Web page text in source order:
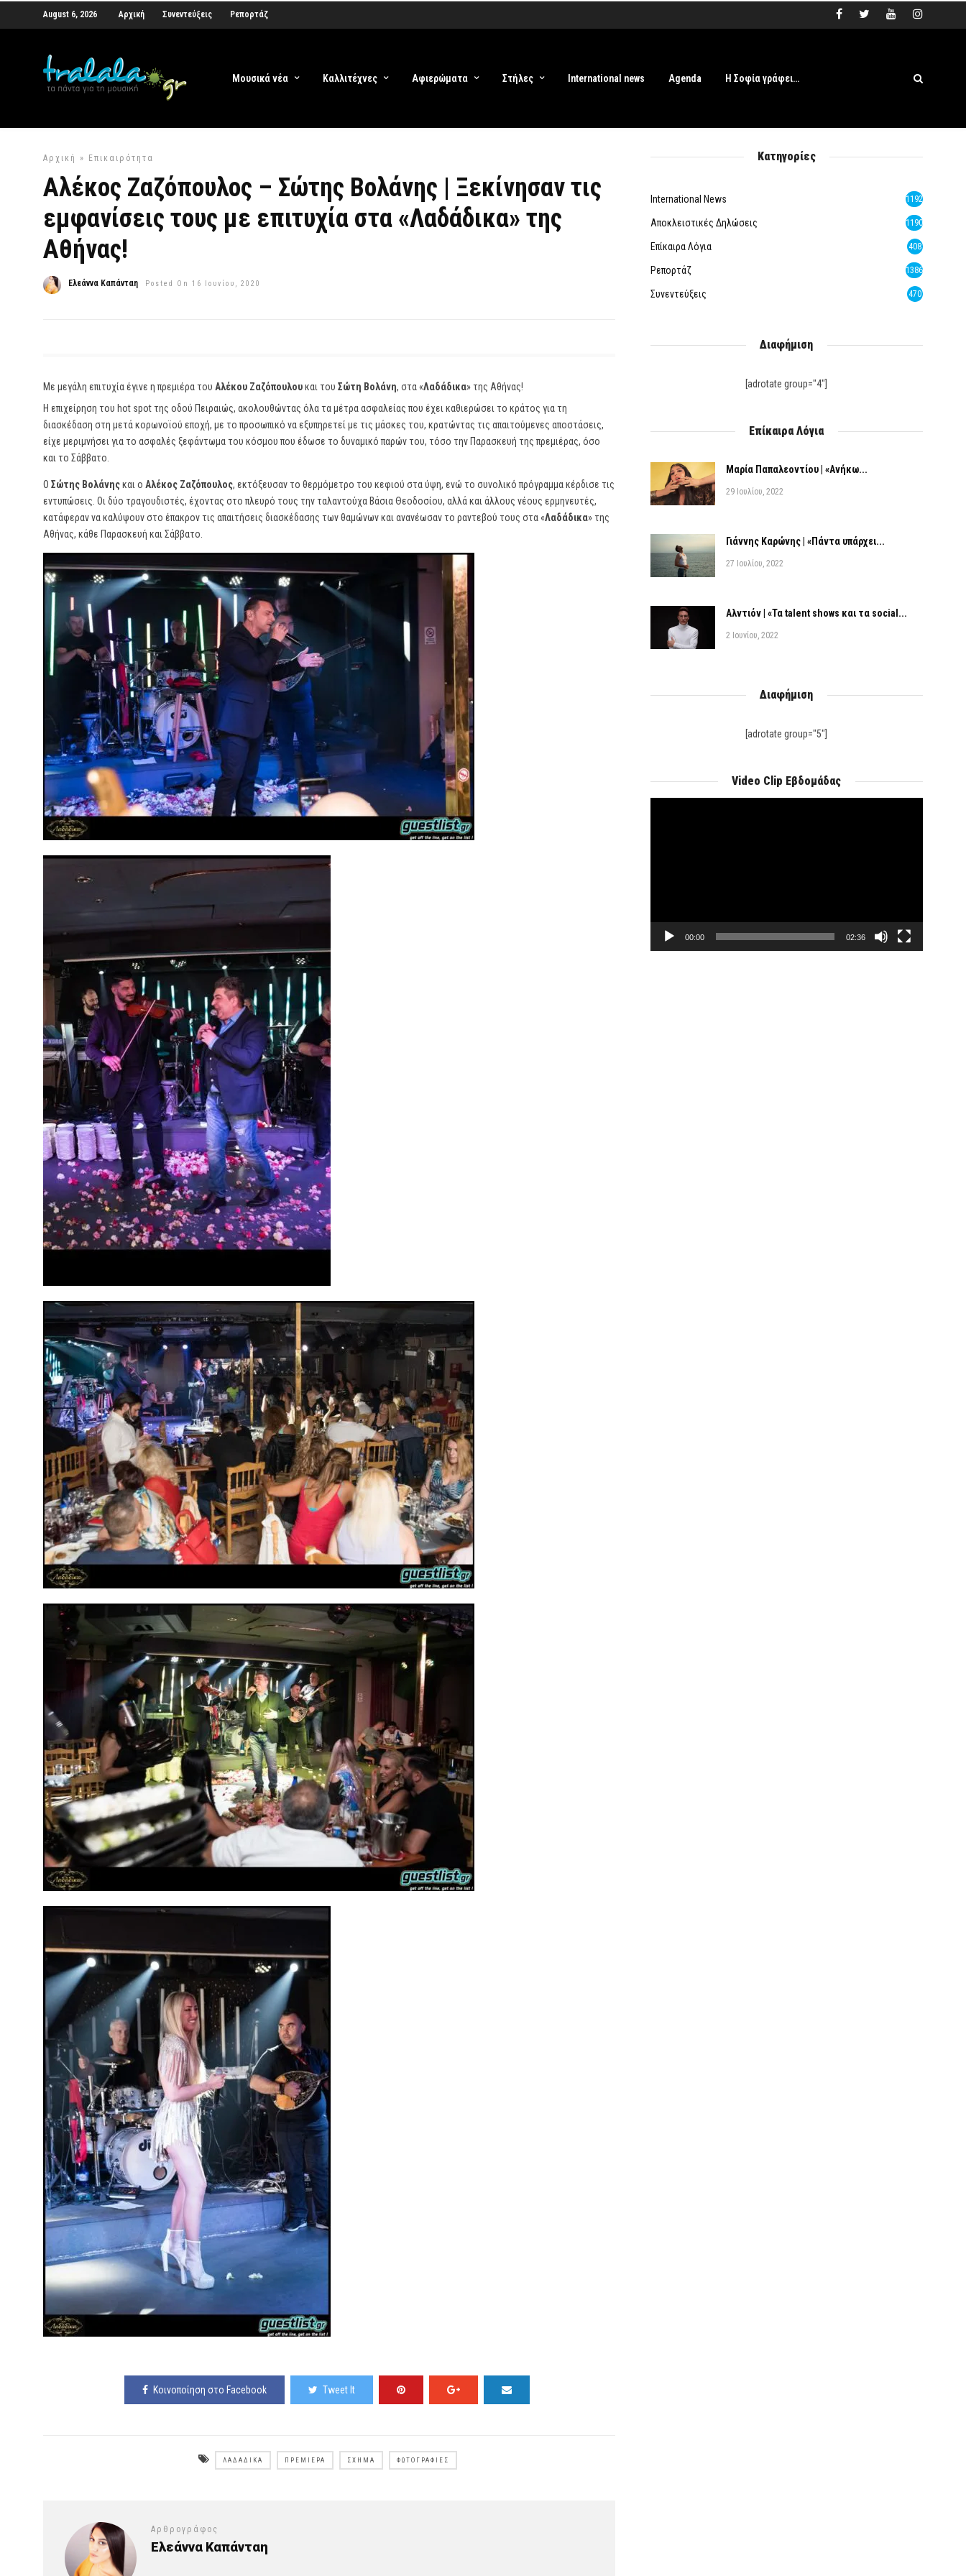
August 6, 2026 Αρχική Συνεντεύξεις Ρεπορτάζ
Μουσικά νέα Καλλιτέχνες Αφιερώματα Στήλες International news Agenda Η Σοφία γράφει…
Αρχική » Επικαιρότητα
Αλέκος Ζαζόπουλος – Σώτης Βολάνης | Ξεκίνησαν τις
εμφανίσεις τους με επιτυχία στα «Λαδάδικα» της
Αθήνας!
Ελεάννα Καπάνταη Posted On 16 Ιουνίου, 2020
Με μεγάλη επιτυχία έγινε η πρεμιέρα του Αλέκου Ζαζόπουλουκαι του Σώτη Βολάνη, στα «Λαδάδικα» της Αθήνας!
Η επιχείρηση του hot spot της οδού Πειραιώς, ακολουθώντας όλα τα μέτρα ασφαλείας που έχει καθιερώσει το κράτος για τη
διασκέδαση στη μετά κορωνοϊού εποχή, με το προσωπικό να εξυπηρετεί με τις μάσκες του, κρατώντας τις απαιτούμενες αποστάσεις,
είχε μεριμνήσει για το ασφαλές ξεφάντωμα του κόσμου που έδωσε το δυναμικό παρών του, τόσο την Παρασκευή της πρεμιέρας, όσο
και το Σάββατο.
Ο Σώτης Βολάνηςκαι ο Αλέκος Ζαζόπουλος, εκτόξευσαν το θερμόμετρο του κεφιού στα ύψη, ενώ το συνολικό πρόγραμμα κέρδισε τις
εντυπώσεις. Οι δύο τραγουδιστές, έχοντας στο πλευρό τους την ταλαντούχα Βάσια Θεοδοσίου, αλλά και άλλους νέους ερμηνευτές,
κατάφεραν να καλύψουν στο έπακρον τις απαιτήσεις διασκέδασης των θαμώνων και ανανέωσαν το ραντεβού τους στα «Λαδάδικα» της
Αθήνας, κάθε Παρασκευή και Σάββατο.
Κοινοποίηση στο Facebook Tweet It
ΛΑΔΆΔΙΚΑ ΠΡΕΜΙΈΡΑ ΣΧΉΜΑ ΦΩΤΟΓΡΑΦΊΕΣ
Αρθρογράφος
Ελεάννα Καπάνταη
Κατηγορίες
International News 1192
Αποκλειστικές Δηλώσεις 1190
Επίκαιρα Λόγια 408
Ρεπορτάζ 1386
Συνεντεύξεις 470
Διαφήμιση
[adrotate group="4"]
Επίκαιρα Λόγια
Μαρία Παπαλεοντίου | «Ανήκω...
29 Ιουλίου, 2022
Γιάννης Καρώνης | «Πάντα υπάρχει...
27 Ιουλίου, 2022
Αλντιόν | «Τα talent shows και τα social...
2 Ιουνίου, 2022
Διαφήμιση
[adrotate group="5"]
Video Clip Εβδομάδας
00:00 02:36